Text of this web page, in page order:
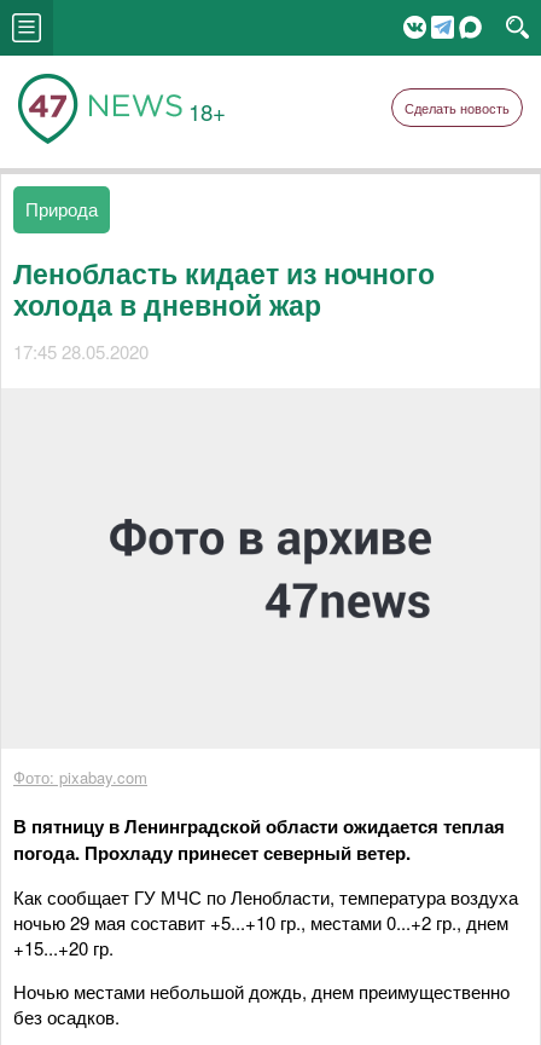
18+ Сделать новость
Природа
Ленобласть кидает из ночного
холода в дневной жар
17:45 28.05.2020
Фото: pixabay.com
В пятницу в Ленинградской области ожидается теплая
погода. Прохладу принесет северный ветер.
Как сообщает ГУ МЧС по Ленобласти, температура воздуха
ночью 29 мая составит +5...+10 гр., местами 0...+2 гр., днем
+15...+20 гр.
Ночью местами небольшой дождь, днем преимущественно
без осадков.